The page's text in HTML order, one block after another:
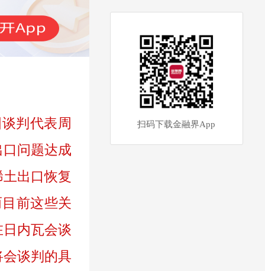
判代表周
问题达成
出口恢复
前这些关
内瓦会谈
谈判的具
扫码下载金融界App